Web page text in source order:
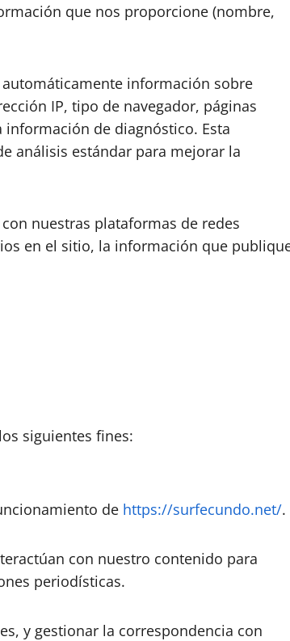
que nos proporcione (nombre,
información sobre
IP, tipo de navegador, páginas
de diagnóstico. Esta
análisis estándar para mejorar la
nuestras plataformas de redes
en el sitio, la información que
siguientes fines:
de https://surfecundo.net/.
con nuestro contenido para
periodísticas.
y gestionar la correspondencia con